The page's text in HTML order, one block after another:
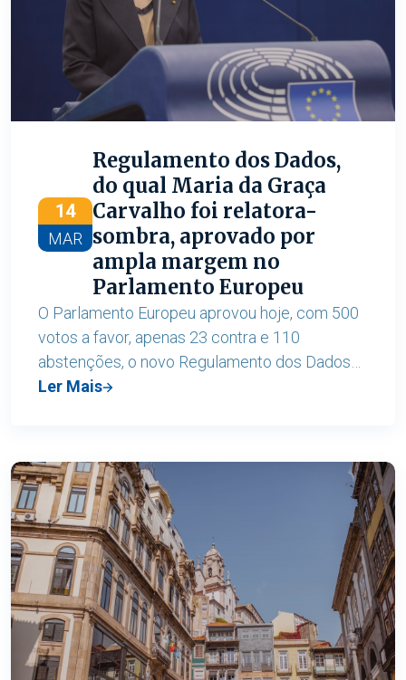
14
MAR
Regulamento dos Dados,
do qual Maria da Graça
Carvalho foi relatora-
sombra, aprovado por
ampla margem no
Parlamento Europeu
O Parlamento Europeu aprovou hoje, com 500
votos a favor, apenas 23 contra e 110
abstenções, o novo Regulamento dos Dados
(Data Act), que visa garantir a equidade no
para a inovação baseada em dados.
Ler Mais